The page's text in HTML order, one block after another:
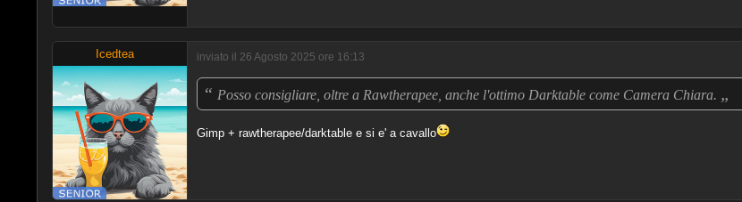
Icedtea inviato il 26 Agosto 2025 ore 16:13
“ Posso consigliare, oltre a Rawtherapee, anche l'ottimo Darktable come Camera Chiara. „
Gimp + rawtherapee/darktable e si e' a cavallo